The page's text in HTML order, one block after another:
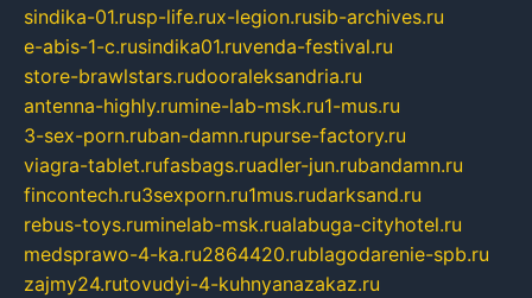
sindika-01.rusp-life.rux-legion.rusib-archives.ru
e-abis-1-c.rusindika01.ruvenda-festival.ru
store-brawlstars.rudooraleksandria.ru
antenna-highly.rumine-lab-msk.ru1-mus.ru
3-sex-porn.ruban-damn.rupurse-factory.ru
viagra-tablet.rufasbags.ruadler-jun.rubandamn.ru
fincontech.ru3sexporn.ru1mus.rudarksand.ru
rebus-toys.ruminelab-msk.rualabuga-cityhotel.ru
medsprawo-4-ka.ru2864420.rublagodarenie-spb.ru
zajmy24.rutovudyi-4-kuhnyanazakaz.ru